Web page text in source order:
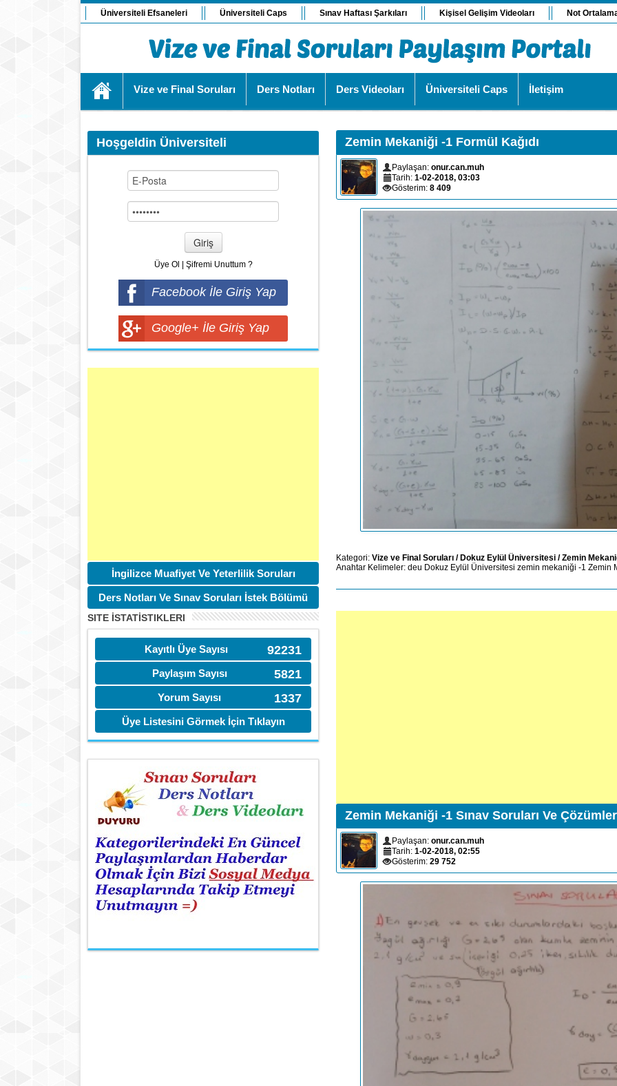
Üniversiteli Efsaneleri Üniversiteli Caps Sınav Haftası Şarkıları Kişisel Gelişim Videoları Not
Vize ve Final Soruları Ders Notları Ders Videoları Üniversiteli Caps İletişim
Hoşgeldin Üniversiteli
Giriş
Üye Ol Şifremi Unuttum ?
Facebook İle Giriş Yap
Google+ İle Giriş Yap
İngilizce Muafiyet Ve Yeterlilik Soruları
Ders Notları Ve Sınav Soruları İstek Bölümü
SITE İSTATİSTIKLERI
92231
Kayıtlı Üye Sayısı
5821
Paylaşım Sayısı
1337
Yorum Sayısı
Üye Listesini Görmek İçin Tıklayın
Zemin Mekaniği -1 Formül Kağıdı
Paylaşan: onur.can.muh
Tarih: 1-02-2018, 03:03
Gösterim: 8 409
Kategori: Vize ve Final Soruları / Dokuz Eylül Üniversitesi /Zemin
Anahtar Kelimeler: deu Dokuz Eylül Üniversitesi zemin mekaniği -1 Zemin
Zemin Mekaniği -1 Sınav Soruları Ve
Paylaşan: onur.can.muh
Tarih: 1-02-2018, 02:55
Gösterim: 29 752